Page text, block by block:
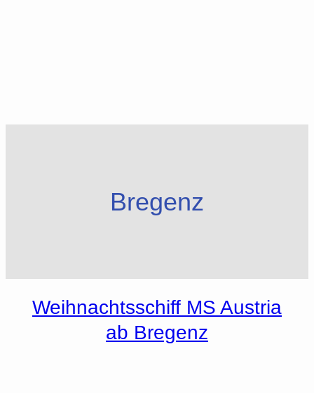
Bregenz
Weihnachtsschiff MS Austria
ab Bregenz